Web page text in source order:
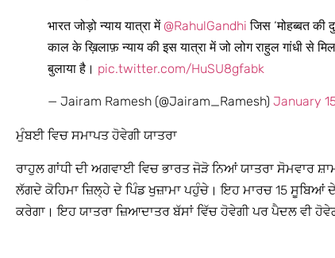
भारत जोड़ो न्याय यात्रा में @RahulGandhi जिस ‘मोहब्बत
काल के ख़िलाफ़ न्याय की इस यात्रा में जो लोग राहुल गांधी से
बुलाया है। pic.twitter.com/HuSU8gfabk
— Jairam Ramesh (@Jairam_Ramesh) January
ਮੁੰਬਈ ਵਿਚ ਸਮਾਪਤ ਹੋਵੇਗੀ ਯਾਤਰਾ
ਰਾਹੁਲ ਗਾਂਧੀ ਦੀ ਅਗਵਾਈ ਵਿਚ ਭਾਰਤ ਜੋੜੋ ਨਿਆਂ ਯਾਤਰਾ ਸੋਮਵਾਰ
ਲੱਗਦੇ ਕੋਹਿਮਾ ਜ਼ਿਲ੍ਹੇ ਦੇ ਪਿੰਡ ਖੁਜ਼ਾਮਾ ਪਹੁੰਚੇ। ਇਹ ਮਾਰਚ 15
ਕਰੇਗਾ। ਇਹ ਯਾਤਰਾ ਜ਼ਿਆਦਾਤਰ ਬੱਸਾਂ ਵਿੱਚ ਹੋਵੇਗੀ ਪਰ ਪੈਦਲ ਵੀ